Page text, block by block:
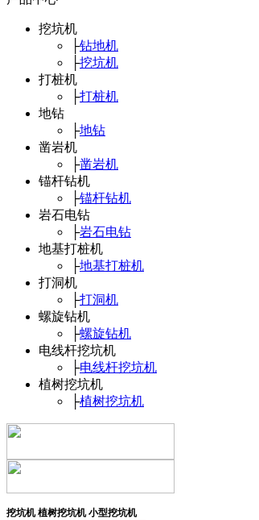
挖坑机
├钻地机
├挖坑机
打桩机
├打桩机
地钻
├地钻
凿岩机
├凿岩机
锚杆钻机
├锚杆钻机
岩石电钻
├岩石电钻
地基打桩机
├地基打桩机
打洞机
├打洞机
螺旋钻机
├螺旋钻机
电线杆挖坑机
├电线杆挖坑机
植树挖坑机
├植树挖坑机
挖坑机植树挖坑机小型挖坑机